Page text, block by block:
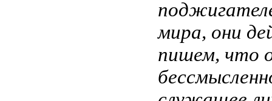
мира, они
пишем, что